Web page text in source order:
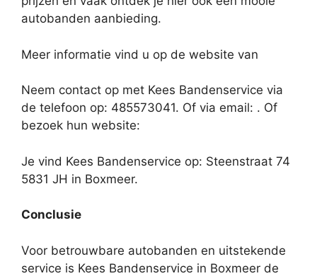
autobanden aanbieding.
Meer informatie vind u op de website van
Neem contact op met Kees Bandenservice via
de telefoon op: 485573041. Of via email: . Of
bezoek hun website:
Je vind Kees Bandenservice op: Steenstraat 74
5831 JH in Boxmeer.
Conclusie
Voor betrouwbare autobanden en uitstekende
service is Kees Bandenservice in Boxmeer de